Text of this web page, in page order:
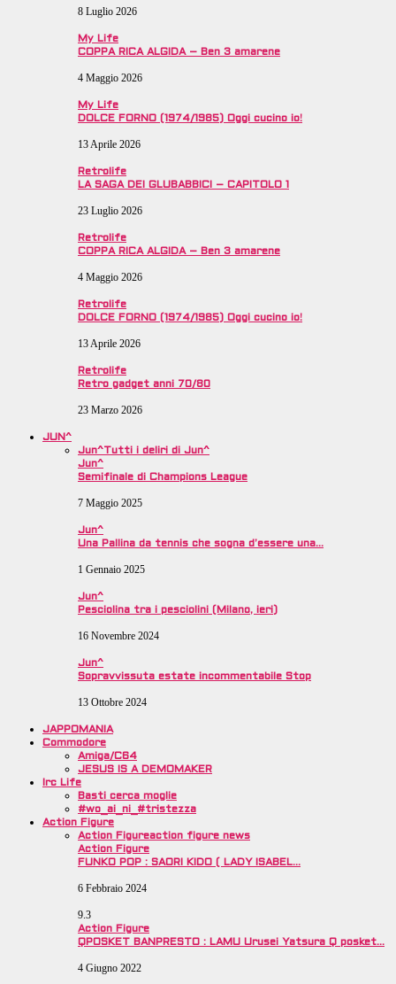
8 Luglio 2026
My Life
COPPA RICA ALGIDA – Ben 3 amarene
4 Maggio 2026
My Life
DOLCE FORNO (1974/1985) Oggi cucino io!
13 Aprile 2026
Retrolife
LA SAGA DEI GLUBABBICI – CAPITOLO 1
23 Luglio 2026
Retrolife
COPPA RICA ALGIDA – Ben 3 amarene
4 Maggio 2026
Retrolife
DOLCE FORNO (1974/1985) Oggi cucino io!
13 Aprile 2026
Retrolife
Retro gadget anni 70/80
23 Marzo 2026
JUN^
Jun^Tutti i deliri di Jun^
Jun^
Semifinale di Champions League
7 Maggio 2025
Jun^
Una Pallina da tennis che sogna d’essere una…
1 Gennaio 2025
Jun^
Pesciolina tra i pesciolini (Milano, ieri)
16 Novembre 2024
Jun^
Sopravvissuta estate incommentabile Stop
13 Ottobre 2024
JAPPOMANIA
Commodore
Amiga/C64
JESUS IS A DEMOMAKER
Irc Life
Basti cerca moglie
#wo_ai_ni_#tristezza
Action Figure
Action Figureaction figure news
Action Figure
FUNKO POP : SAORI KIDO ( LADY ISABEL…
6 Febbraio 2024
9.3
Action Figure
QPOSKET BANPRESTO : LAMU Urusei Yatsura Q posket…
4 Giugno 2022